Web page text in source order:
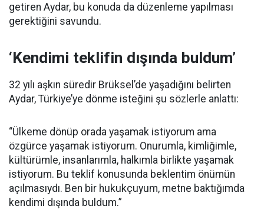
getiren Aydar, bu konuda da düzenleme yapılması
gerektiğini savundu.
‘Kendimi teklifin dışında buldum’
32 yılı aşkın süredir Brüksel’de yaşadığını belirten
Aydar, Türkiye’ye dönme isteğini şu sözlerle anlattı:
“Ülkeme dönüp orada yaşamak istiyorum ama
özgürce yaşamak istiyorum. Onurumla, kimliğimle,
kültürümle, insanlarımla, halkımla birlikte yaşamak
istiyorum. Bu teklif konusunda beklentim önümün
açılmasıydı. Ben bir hukukçuyum, metne baktığımda
kendimi dışında buldum.”